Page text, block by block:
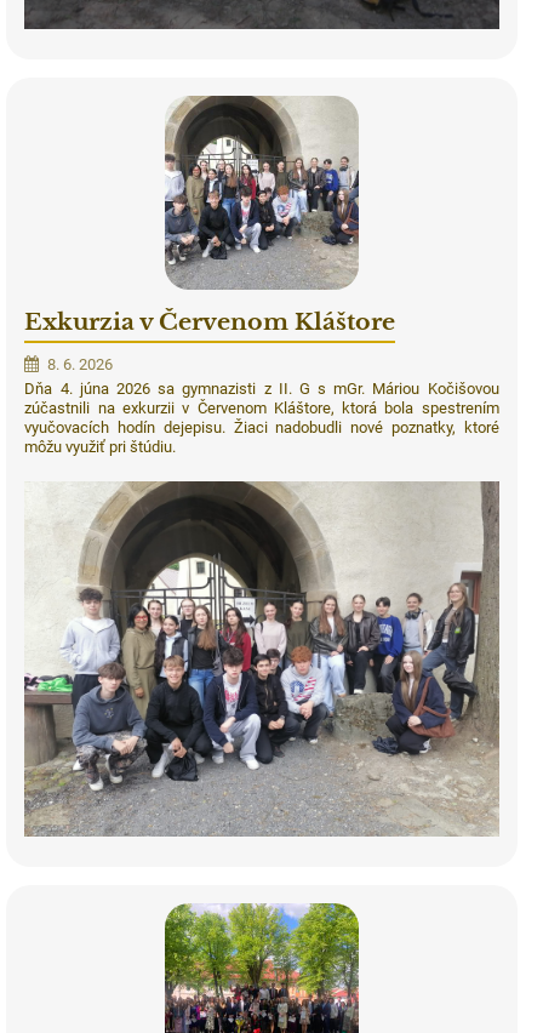
Exkurzia v Červenom Kláštore
8. 6. 2026
Dňa 4. júna 2026 sa gymnazisti z II. G s mGr. Máriou Kočišovou
zúčastnili na exkurzii v Červenom Kláštore, ktorá bola spestrením
vyučovacích hodín dejepisu. Žiaci nadobudli nové poznatky, ktoré
môžu využiť pri štúdiu.